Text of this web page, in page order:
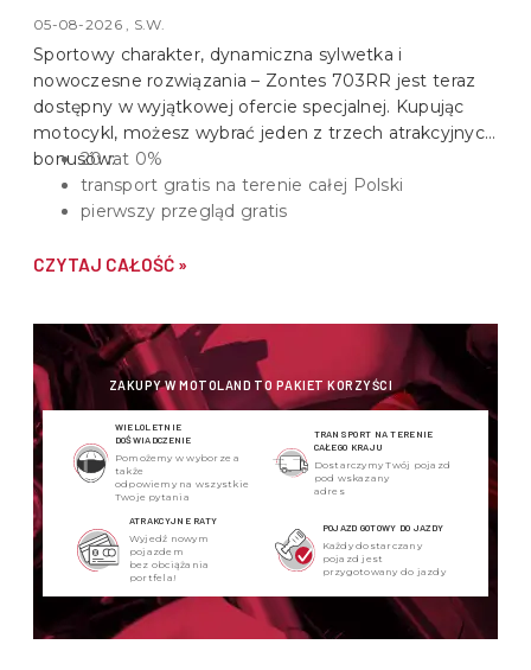
05-08-2026 , S.W.
Sportowy charakter, dynamiczna sylwetka i
nowoczesne rozwiązania – Zontes 703RR jest teraz
dostępny w wyjątkowej ofercie specjalnej. Kupując
motocykl, możesz wybrać jeden z trzech atrakcyjnych
bonusów:20 rat 0%
transport gratis na terenie całej Polski
pierwszy przegląd gratis
CZYTAJ CAŁOŚĆ »
ZAKUPY W MOTOLAND TO PAKIET KORZYŚCI
WIELOLETNIE
DOŚWIADCZENIE
Pomożemy w wyborze a
także
odpowiemy na wszystkie
Twoje pytania
TRANSPORT NA TERENIE
CAŁEGO KRAJU
Dostarczymy Twój pojazd
pod wskazany
adres
ATRAKCYJNE RATY
Wyjedź nowym
pojazdem
bez obciążania
portfela!
POJAZD GOTOWY DO JAZDY
Każdy dostarczany
pojazd jest
przygotowany do jazdy